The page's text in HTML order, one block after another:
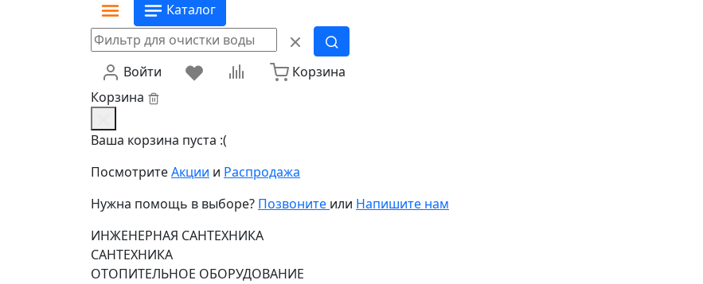
Каталог
Войти
Корзина
Корзина
Ваша корзина пуста :(
ПосмотритеАкции и Распродажа
Нужна помощь в выборе? Позвоните или Напишите нам
ИНЖЕНЕРНАЯ САНТЕХНИКА
САНТЕХНИКА
ОТОПИТЕЛЬНОЕ ОБОРУДОВАНИЕ